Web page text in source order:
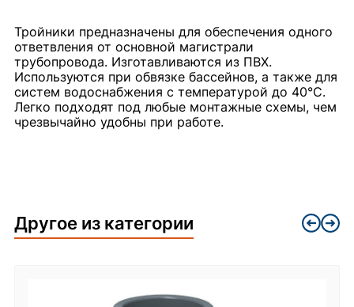
Тройники предназначены для обеспечения одного
ответвления от основной магистрали
трубопровода. Изготавливаются из ПВХ.
Используются при обвязке бассейнов, а также для
систем водоснабжения с температурой до 40°C.
Легко подходят под любые монтажные схемы, чем
чрезвычайно удобны при работе.
Другое из категории